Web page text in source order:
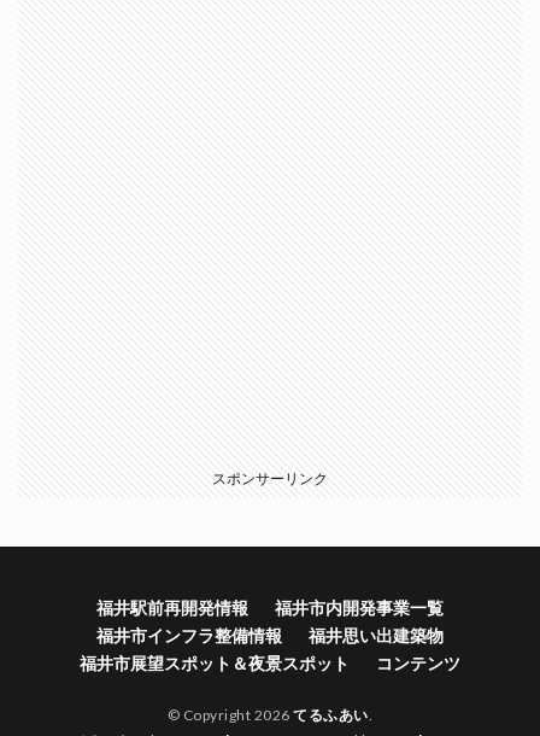
スポンサーリンク
福井駅前再開発情報
福井市内開発事業一覧
福井市インフラ整備情報
福井思い出建築物
福井市展望スポット＆夜景スポット
コンテンツ
© Copyright 2026てるふあい.